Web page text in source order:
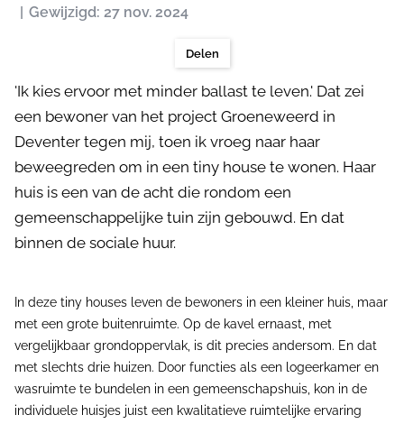
Gewijzigd: 27 nov. 2024
Delen
'Ik kies ervoor met minder ballast te leven.' Dat zei
een bewoner van het project Groeneweerd in
Deventer tegen mij, toen ik vroeg naar haar
beweegreden om in een tiny house te wonen. Haar
huis is een van de acht die rondom een
gemeenschappelijke tuin zijn gebouwd. En dat
binnen de sociale huur.
In deze tiny houses leven de bewoners in een kleiner huis, maar
met een grote buitenruimte. Op de kavel ernaast, met
vergelijkbaar grondoppervlak, is dit precies andersom. En dat
met slechts drie huizen. Door functies als een logeerkamer en
wasruimte te bundelen in een gemeenschapshuis, kon in de
individuele huisjes juist een kwalitatieve ruimtelijke ervaring